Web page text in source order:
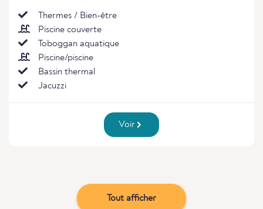
Thermes / Bien-être
Piscine couverte
Toboggan aquatique
Piscine/piscine
Bassin thermal
Jacuzzi
Voir
Tout afficher